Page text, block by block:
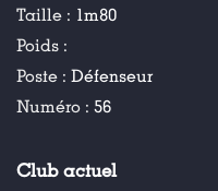
Taille : 1m80
Poids :
Poste : Défenseur
Numéro : 56
Club actuel